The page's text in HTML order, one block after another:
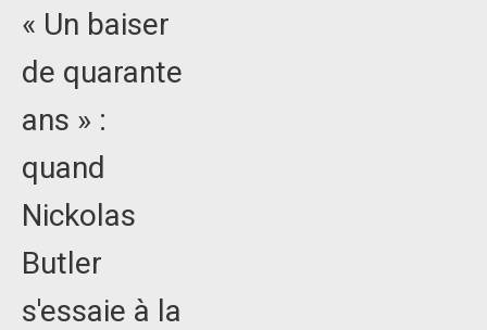
« Un baiser
de quarante
ans » :
quand
Nickolas
Butler
s'essaie à la